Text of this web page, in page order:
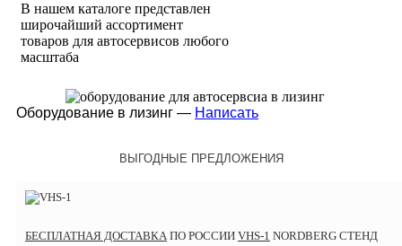
В нашем каталоге представлен
широчайший ассортимент
товаров для автосервисов любого
масштаба
Оборудование в лизинг — Написать
ВЫГОДНЫЕ ПРЕДЛОЖЕНИЯ
БЕСПЛАТНАЯ ДОСТАВКА ПО РОССИИ VHS-1 NORDBERG СТЕНД